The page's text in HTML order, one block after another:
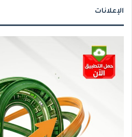
الإعلانات